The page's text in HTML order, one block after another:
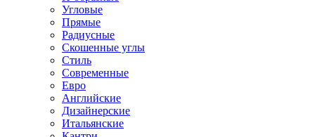
Угловые
Прямые
Радиусные
Скошенные углы
Стиль
Современные
Евро
Английские
Дизайнерские
Итальянские